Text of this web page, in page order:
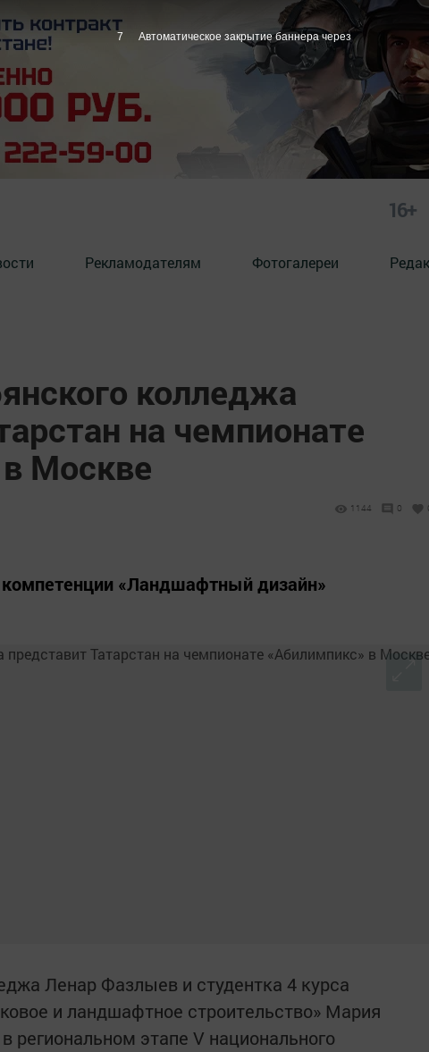
16+
Рекламодателям Фотогалереи
колледжа
на чемпионате
Москве
1144 0
«Ландшафтный дизайн»
Ленар Фазлыев и студентка 4 курса
и ландшафтное строительство» Мария
региональном этапе V национального
6 Автоматическое закрытие баннера через